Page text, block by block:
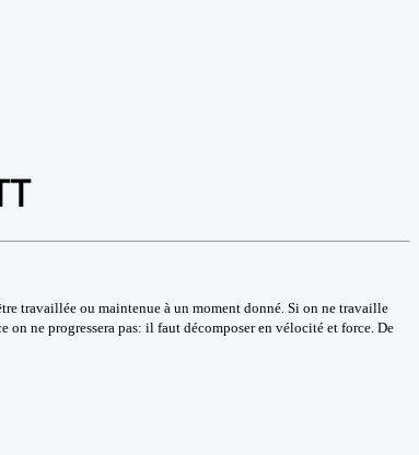
travaillée ou maintenue à un moment donné. Si on ne travaille
on ne progressera pas: il faut décomposer en vélocité et force. De